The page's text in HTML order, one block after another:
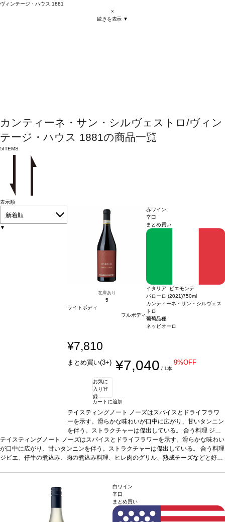
ヴィンテージ・ハウス 1881
×
続きを表示 ▼
カンティーネ・サン・シルヴェストロ/ヴィン
テージ・ハウス 1881の商品一覧
5ITEMS
表示順
新着順
▼
在庫あり
5
ライトボディ
フルボディ
赤ワイン
辛口
まとめ買い
イタリア ピエモンテ
バローロ (2021)750ml
カンティーネ・サン・シルヴェス
トロ
葡萄品種:
ネッビオーロ
¥7,810
まとめ買い(3+) ¥7,040 / 1本
9%OFF
お気に
入り登
録
カートに追加
テイスティングノート ノーズはスパイスとドライフラワ
ーを示す。滑らかな味わいが口中に広がり、甘いタンニン
を伴う。ストラクチャーは傑出している。合う料理 ジビ
エ、仔牛の煮込み、肉の煮込み料理、ヒレ肉のグリル、熟
成チーズなどと好相性葡萄品種100% ネッビオーロ認証
EQUALITAS認証
*本ヴィンテージが在庫切れの場合、在
テイスティングノート ノーズはスパイスとドライフラワーを示す。滑らかな味わい
が口中に広がり、甘いタンニンを伴う。ストラクチャーは傑出している。 合う料理
ジビエ、仔牛の煮込み、肉の煮込み料理、ヒレ肉のグリル、熟成チーズなどと好相
白ワイン
辛口
まとめ買い